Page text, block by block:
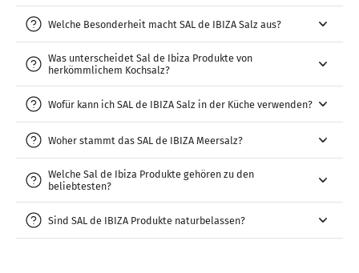
Welche Besonderheit macht SAL de IBIZA Salz aus?
Was unterscheidet Sal de Ibiza Produkte von
herkömmlichem Kochsalz?
Wofür kann ich SAL de IBIZA Salz in der Küche verwenden?
Woher stammt das SAL de IBIZA Meersalz?
Welche Sal de Ibiza Produkte gehören zu den
beliebtesten?
Sind SAL de IBIZA Produkte naturbelassen?